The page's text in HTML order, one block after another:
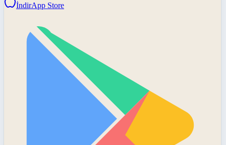
İndirApp Store